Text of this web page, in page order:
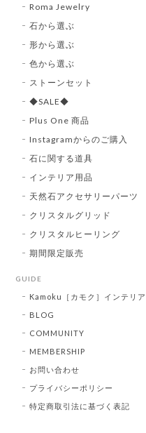
Roma Jewelry
石から選ぶ
形から選ぶ
色から選ぶ
ストーンセット
◆SALE◆
Plus One 商品
Instagramからのご購入
石に関する道具
インテリア用品
天然石アクセサリーパーツ
クリスタルグリッド
クリスタルヒーリング
期間限定販売
GUIDE
Kamoku［カモク］インテリ
BLOG
COMMUNITY
MEMBERSHIP
お問い合わせ
プライバシーポリシー
特定商取引法に基づく表記